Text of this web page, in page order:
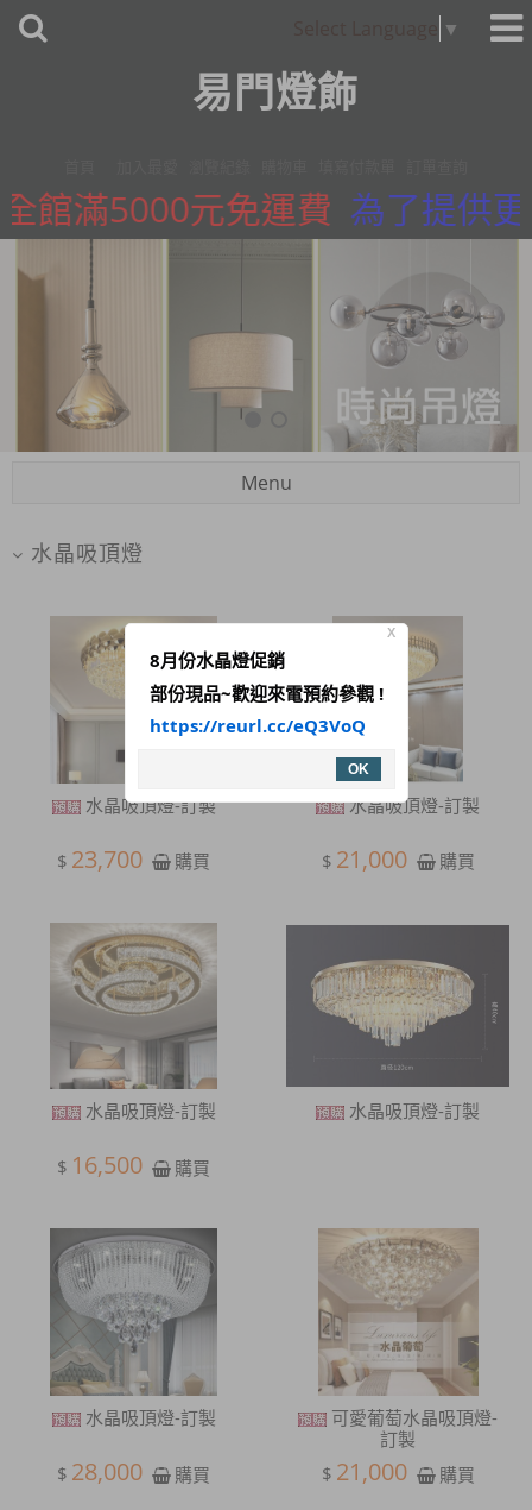
▼
易門燈飾
館滿5000元免運費 為了提供更
Menu
水晶吸頂燈
水晶吸頂燈-訂製
$ 23,700 購買
水晶吸頂燈-訂製
$ 21,000 購買
水晶吸頂燈-訂製
$ 16,500 購買
水晶吸頂燈-訂製
水晶吸頂燈-訂製
$ 28,000 購買
可愛葡萄水晶吸頂燈-
訂製
$ 21,000 購買
X
8月份水晶燈促銷
部份現品~歡迎來電預約參觀 !
https://reurl.cc/eQ3VoQ
OK